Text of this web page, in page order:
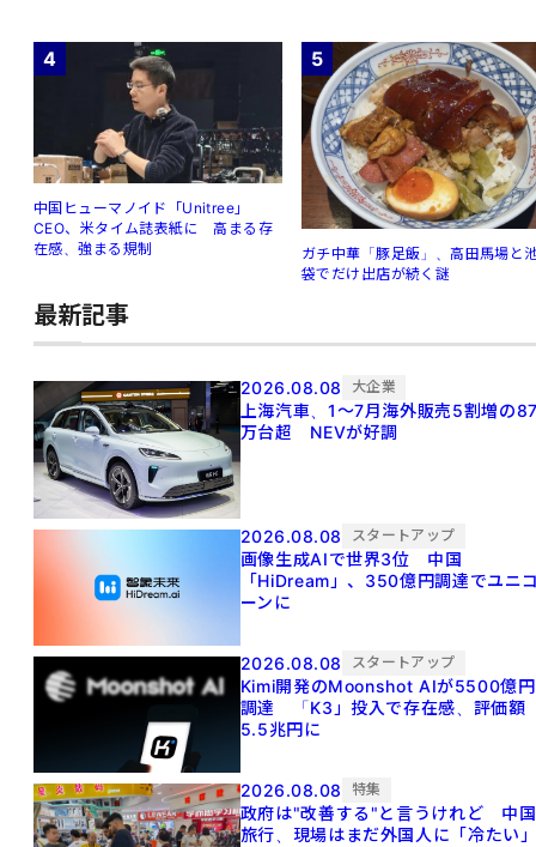
4
中国ヒューマノイド「Unitree」
CEO、米タイム誌表紙に 高まる存
在感、強まる規制
5
ガチ中華「豚足飯」、高田馬場と
袋でだけ出店が続く謎
最新記事
2026.08.08 大企業
上海汽車、1～7月海外販売5割増の
万台超 NEVが好調
2026.08.08 スタートアップ
画像生成AIで世界3位 中国
「HiDream」、350億円調達でユニ
ーンに
2026.08.08 スタートアップ
Kimi開発のMoonshot AIが5500億円
調達 「K3」投入で存在感、評価額
5.5兆円に
2026.08.08 特集
政府は"改善する"と言うけれど 中国
旅行、現場はまだ外国人に「冷たい